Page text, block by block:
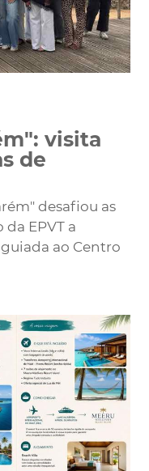
visita
de
desafiou as
da EPVT a
ao Centro